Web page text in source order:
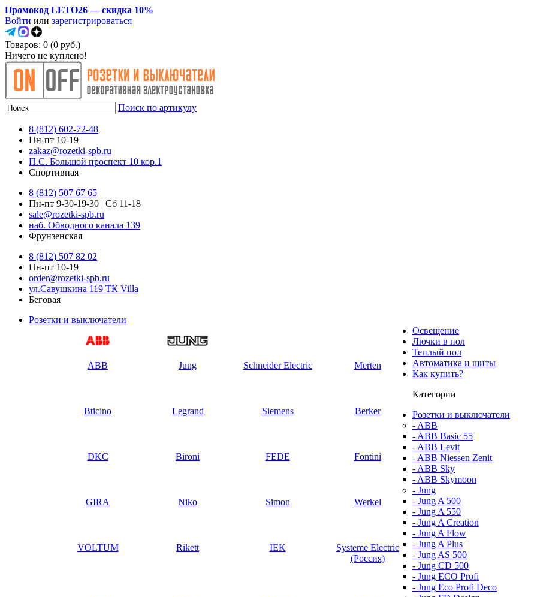
Промокод LETO26 — скидка 10%
Войти или зарегистрироваться
Товаров: 0 (0 руб.)
Ничего не куплено!
Поиск по артикулу
8 (812) 602-72-48
Пн-пт 10-19
zakaz@rozetki-spb.ru
П.С. Большой проспект 10 кор.1
Спортивная
8 (812) 507 67 65
Пн-пт 9-30-19-30 | Сб 11-18
sale@rozetki-spb.ru
наб. Обводного канала 139
Фрунзенская
8 (812) 507 82 02
Пн-пт 10-19
order@rozetki-spb.ru
ул.Савушкина 119 ТК Villa
Беговая
Розетки и выключатели
ABB Jung Schneider Electric Merten
Bticino Legrand Siemens Berker
DKC Bironi FEDE Fontini
GIRA Niko Simon Werkel
VOLTUM Rikett IEK
Systeme Electric
(Россия)
Освещение
Лючки в пол
Теплый пол
Автоматика и щиты
Как купить?
Категории
Розетки и выключатели
- ABB
- ABB Basic 55
- ABB Levit
- ABB Niessen Zenit
- ABB Sky
- ABB Skymoon
- Jung
- Jung A 500
- Jung A 550
- Jung A Creation
- Jung A Flow
- Jung A Plus
- Jung AS 500
- Jung CD 500
- Jung ECO Profi
- Jung Eco Profi Deco